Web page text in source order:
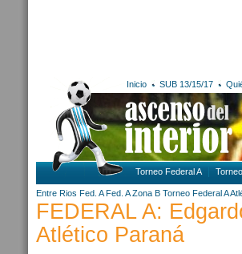
Inicio SUB 13/15/17
Torneo Federal A
Entre Rios Fed. A Fed. A Zona B Torneo Federal A
FEDERAL A:
Atlético Paraná